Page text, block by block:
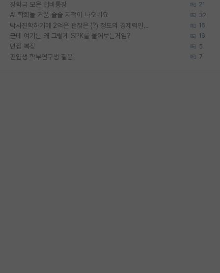
장학금 모은 랩비통장 21
AI 학회들 거품 슬슬 지적이 나오네요 32
박사진학하기에 2억은 괜찮은 (?) 정도의 경제력인가요 16
근데 여기는 왜 그렇게 SPK를 물어보는거임? 16
면접 복장 5
편입생 학부연구생 질문 7